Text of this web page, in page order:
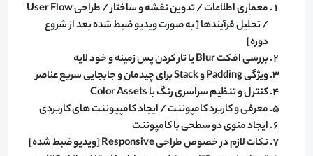
​معماری اطلاعات / تدوین نقشه و ساختار / طراحی User Flow
/ تحلیل فرآیندها [ به صورت ویدیو ضبط شده بعد از شروع
دوره]
بررسی افکت Blur یا تار کردن پس زمینه و خود لایه
ویژگی Padding و Stack برای چیدمان و جابجایی سریع عناصر
کنترل و تنظیم سراسری رنگ با Color Assets
معرفی و کاربرد کامپوننت / ایجاد کامپیوننت های کاربردی
ایجاد منوی دو سطحی با کامپوننت
نکات لازم در خصوص طراحی Responsive [ویدیو ضبط شده]